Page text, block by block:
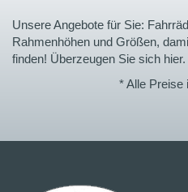
Unsere Angebote für Sie:
Rahmenhöhen und Größen,
finden! Überzeugen Sie sich hier.
* Alle Preise